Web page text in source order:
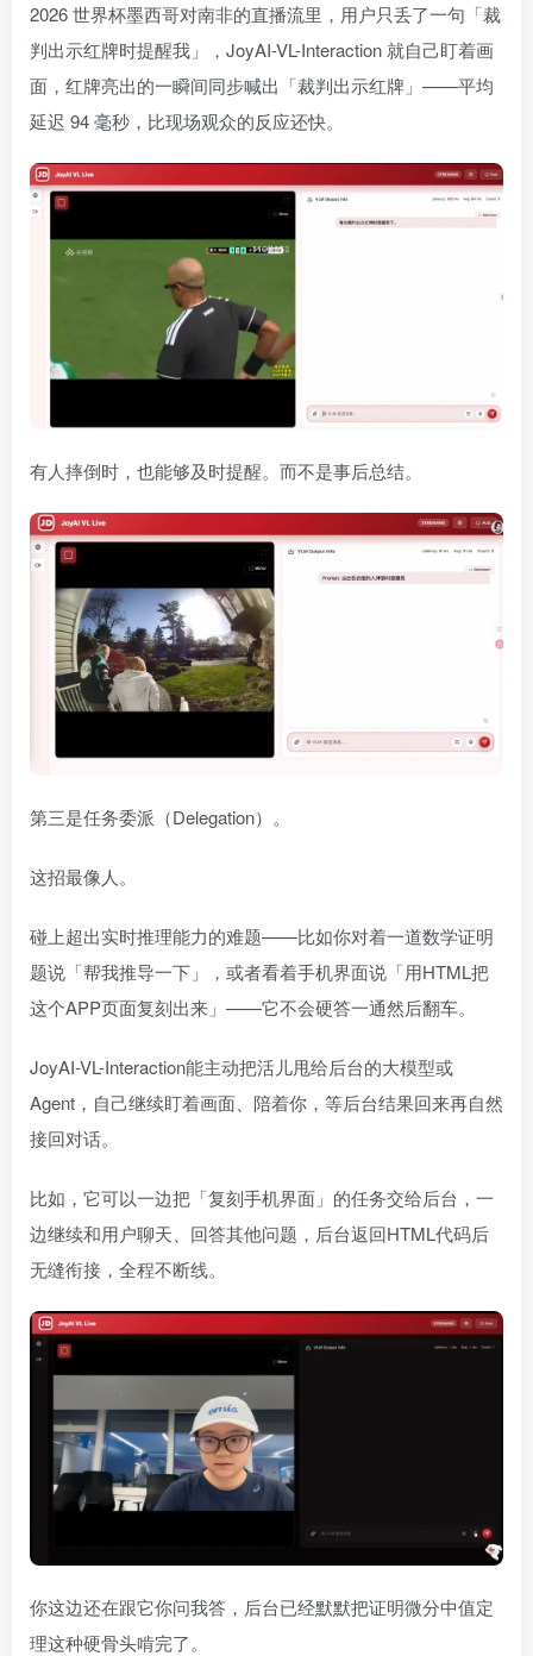
2026 世界杯墨西哥对南非的直播流里，用户只丢了一句「裁
判出示红牌时提醒我」，JoyAI-VL-Interaction 就自己盯着画
面，红牌亮出的一瞬间同步喊出「裁判出示红牌」——平均
延迟 94 毫秒，比现场观众的反应还快。
有人摔倒时，也能够及时提醒。而不是事后总结。
第三是任务委派（Delegation）。
这招最像人。
碰上超出实时推理能力的难题——比如你对着一道数学证明
题说「帮我推导一下」，或者看着手机界面说「用HTML把
这个APP页面复刻出来」——它不会硬答一通然后翻车。
JoyAI-VL-Interaction能主动把活儿甩给后台的大模型或
Agent，自己继续盯着画面、陪着你，等后台结果回来再自然
接回对话。
比如，它可以一边把「复刻手机界面」的任务交给后台，一
边继续和用户聊天、回答其他问题，后台返回HTML代码后
无缝衔接，全程不断线。
你这边还在跟它你问我答，后台已经默默把证明微分中值定
理这种硬骨头啃完了。